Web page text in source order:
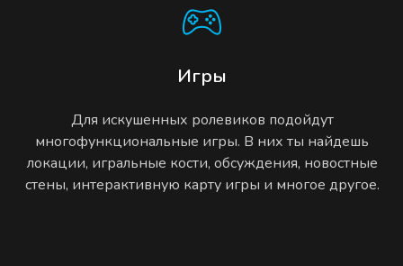
Игры
Для искушенных ролевиков подойдут
многофункциональные игры. В них ты найдешь
локации, игральные кости, обсуждения, новостные
стены, интерактивную карту игры и многое другое.